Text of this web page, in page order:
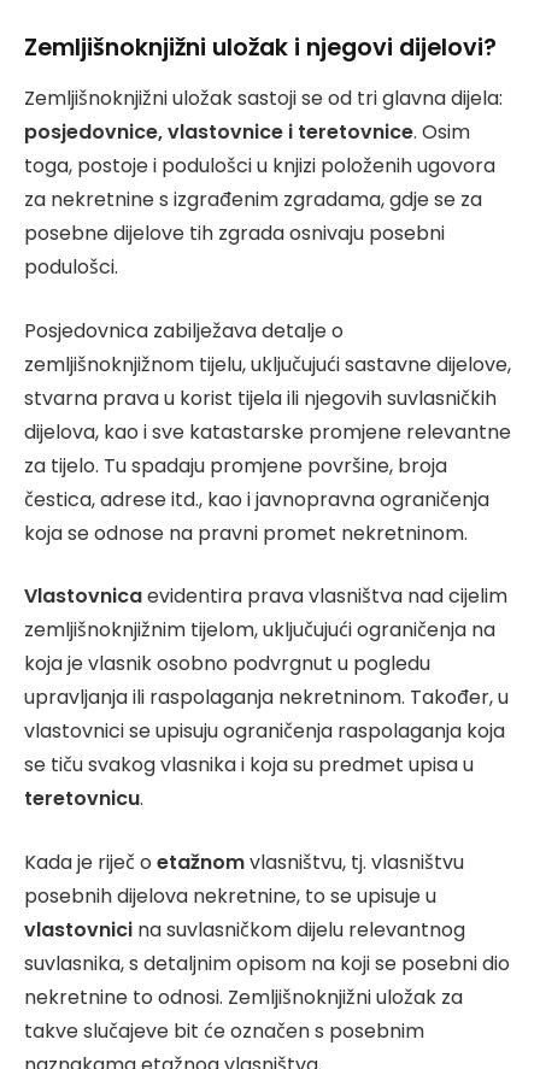
Zemljišnoknjižni uložak i njegovi dijelovi?
Zemljišnoknjižni uložak sastoji se od tri glavna dijela:
posjedovnice, vlastovnice i teretovnice. Osim
toga, postoje i podulošci u knjizi položenih ugovora
za nekretnine s izgrađenim zgradama, gdje se za
posebne dijelove tih zgrada osnivaju posebni
podulošci.
Posjedovnica zabilježava detalje o
zemljišnoknjižnom tijelu, uključujući sastavne dijelove,
stvarna prava u korist tijela ili njegovih suvlasničkih
dijelova, kao i sve katastarske promjene relevantne
za tijelo. Tu spadaju promjene površine, broja
čestica, adrese itd., kao i javnopravna ograničenja
koja se odnose na pravni promet nekretninom.
Vlastovnicaevidentira prava vlasništva nad cijelim
zemljišnoknjižnim tijelom, uključujući ograničenja na
koja je vlasnik osobno podvrgnut u pogledu
upravljanja ili raspolaganja nekretninom. Također, u
vlastovnici se upisuju ograničenja raspolaganja koja
se tiču svakog vlasnika i koja su predmet upisa u
teretovnicu.
Kada je riječ o etažnomvlasništvu, tj. vlasništvu
posebnih dijelova nekretnine, to se upisuje u
vlastovnici na suvlasničkom dijelu relevantnog
suvlasnika, s detaljnim opisom na koji se posebni dio
nekretnine to odnosi. Zemljišnoknjižni uložak za
takve slučajeve bit će označen s posebnim